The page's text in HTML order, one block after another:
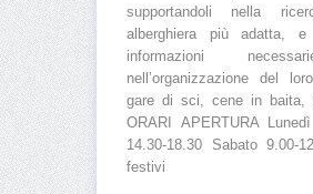
supportandoli nella
alberghiera più adatta,
informazioni
nell’organizzazione del
gare di sci, cene in baita,
ORARI APERTURA
14.30-18.30 Sabato 9.00-
festivi